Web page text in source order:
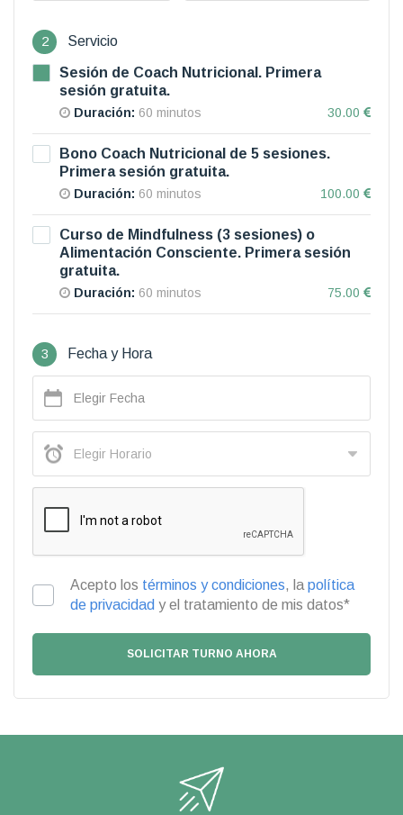
2 Servicio
Sesión de Coach Nutricional. Primera
sesión gratuita.
Duración: 60 minutos 30.00
Bono Coach Nutricional de 5 sesiones.
Primera sesión gratuita.
Duración: 60 minutos 100.00
Curso de Mindfulness (3 sesiones) o
Alimentación Consciente. Primera sesión
gratuita.
Duración: 60 minutos 75.00
3 Fecha y Hora
Acepto los términos y condiciones, la política
de privacidad y el tratamiento de mis datos*